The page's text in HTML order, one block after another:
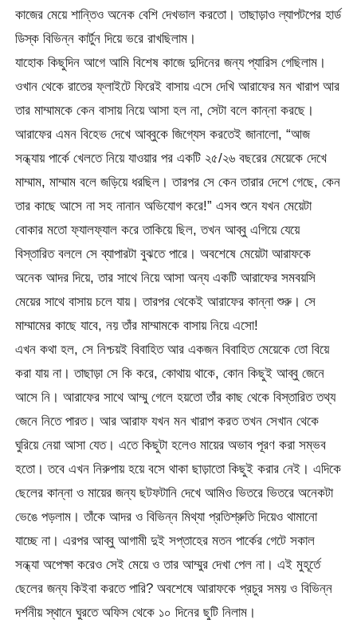
কাজের মেয়ে শান্তিও অনেক বেশি দেখভাল করতো। তাছাড়াও ল্যাপটপের হার্ড
ডিস্ক বিভিন্ন কার্টুন দিয়ে ভরে রাখছিলাম।
যাহোক কিছুদিন আগে আমি বিশেষ কাজে দুদিনের জন্য প্যারিস গেছিলাম।
ওখান থেকে রাতের ফ্লাইটে ফিরেই বাসায় এসে দেখি আরাফের মন খারাপ আর
তার মাম্মামকে কেন বাসায় নিয়ে আসা হল না, সেটা বলে কান্না করছে।
আরাফের এমন বিহেভ দেখে আব্বুকে জিগ্যেস করতেই জানালো, “আজ
সন্ধ্যায় পার্কে খেলতে নিয়ে যাওয়ার পর একটি ২৫/২৬ বছরের মেয়েকে দেখে
মাম্মাম, মাম্মাম বলে জড়িয়ে ধরছিল। তারপর সে কেন তারার দেশে গেছে, কেন
তার কাছে আসে না সহ নানান অভিযোগ করে!” এসব শুনে যখন মেয়েটা
বোকার মতো ফ্যালফ্যাল করে তাকিয়ে ছিল, তখন আব্বু এগিয়ে যেয়ে
বিস্তারিত বললে সে ব্যাপারটা বুঝতে পারে। অবশেষে মেয়েটা আরাফকে
অনেক আদর দিয়ে, তার সাথে নিয়ে আসা অন্য একটি আরাফের সমবয়সি
মেয়ের সাথে বাসায় চলে যায়। তারপর থেকেই আরাফের কান্না শুরু। সে
মাম্মামের কাছে যাবে, নয় তাঁর মাম্মামকে বাসায় নিয়ে এসো!
এখন কথা হল, সে নিশ্চয়ই বিবাহিত আর একজন বিবাহিত মেয়েকে তো বিয়ে
করা যায় না। তাছাড়া সে কি করে, কোথায় থাকে, কোন কিছুই আব্বু জেনে
আসে নি। আরাফের সাথে আম্মু গেলে হয়তো তাঁর কাছ থেকে বিস্তারিত তথ্য
জেনে নিতে পারত। আর আরাফ যখন মন খারাপ করত তখন সেখান থেকে
ঘুরিয়ে নেয়া আসা যেত। এতে কিছুটা হলেও মায়ের অভাব পূরণ করা সম্ভব
হতো। তবে এখন নিরুপায় হয়ে বসে থাকা ছাড়াতো কিছুই করার নেই। এদিকে
ছেলের কান্না ও মায়ের জন্য ছটফটানি দেখে আমিও ভিতরে ভিতরে অনেকটা
ভেঙে পড়লাম। তাঁকে আদর ও বিভিন্ন মিথ্যা প্রতিশ্রুতি দিয়েও থামানো
যাচ্ছে না। এরপর আব্বু আগামী দুই সপ্তাহের মতন পার্কের গেটে সকাল
সন্ধ্যা অপেক্ষা করেও সেই মেয়ে ও তার আম্মুর দেখা পেল না। এই মুহূর্তে
ছেলের জন্য কিইবা করতে পারি? অবশেষে আরাফকে প্রচুর সময় ও বিভিন্ন
দর্শনীয় স্থানে ঘুরতে অফিস থেকে ১০ দিনের ছুটি নিলাম।